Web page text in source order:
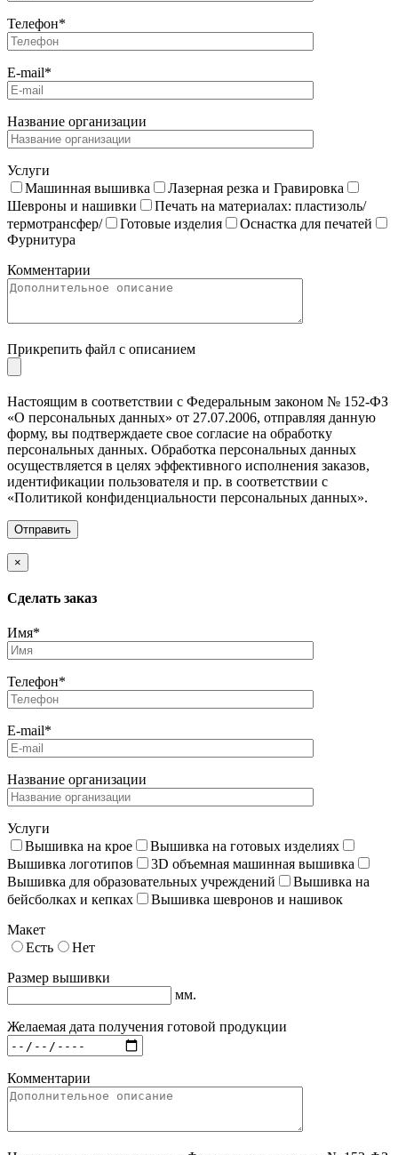
Телефон*
E-mail*
Название организации
Услуги
Машинная вышивка
Лазерная резка и Гравировка
Шевроны и нашивки
Печать на материалах: пластизоль/
термотрансфер/
Готовые изделия
Оснастка для печатей
Фурнитура
Комментарии
Прикрепить файл с описанием
Настоящим в соответствии с Федеральным законом № 152-ФЗ
«О персональных данных» от 27.07.2006, отправляя данную
форму, вы подтверждаете свое согласие на обработку
персональных данных. Обработка персональных данных
осуществляется в целях эффективного исполнения заказов,
идентификации пользователя и пр. в соответствии с
«Политикой конфиденциальности персональных данных».
×
Cделать заказ
Имя*
Телефон*
E-mail*
Название организации
Услуги
Вышивка на крое
Вышивка на готовых изделиях
Вышивка логотипов
3D объемная машинная вышивка
Вышивка для образовательных учреждений
Вышивка на
бейсболках и кепках
Вышивка шевронов и нашивок
Макет
Есть
Нет
Размер вышивки
мм.
Желаемая дата получения готовой продукции
Комментарии